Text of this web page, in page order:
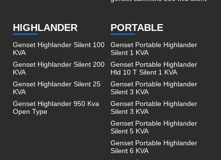
HIGHLANDER
Genset Highlander Silent 100
KVA
Genset Highlander Silent 200
KVA
Genset Highlander Silent 25
KVA
Genset Highlander 950 Kva
Open Type
PORTABLE
Genset Portable Highlander
Silent 1 KVA
Genset Portable Highlander
Hld 10 T Silent 1 KVA
Genset Portable Highlander
Silent 3 KVA
Genset Portable Highlander
Silent 3 KVA
Genset Portable Highlander
Silent 5 KVA
Genset Portable Highlander
Silent 6 KVA